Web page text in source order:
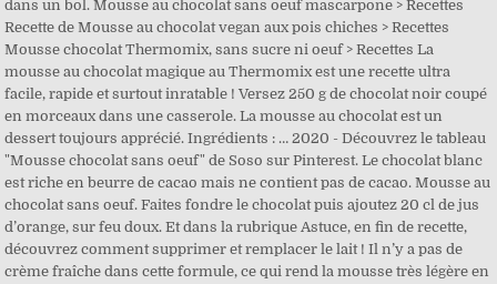
dans un bol. Mousse au chocolat sans oeuf mascarpone > Recettes
Recette de Mousse au chocolat vegan aux pois chiches > Recettes
Mousse chocolat Thermomix, sans sucre ni oeuf > Recettes La
mousse au chocolat magique au Thermomix est une recette ultra
facile, rapide et surtout inratable ! Versez 250 g de chocolat noir coupé
en morceaux dans une casserole. La mousse au chocolat est un
dessert toujours apprécié. Ingrédients : … 2020 - Découvrez le tableau
"Mousse chocolat sans oeuf" de Soso sur Pinterest. Le chocolat blanc
est riche en beurre de cacao mais ne contient pas de cacao. Mousse au
chocolat sans oeuf. Faites fondre le chocolat puis ajoutez 20 cl de jus
d’orange, sur feu doux. Et dans la rubrique Astuce, en fin de recette,
découvrez comment supprimer et remplacer le lait ! Il n’y a pas de
crème fraîche dans cette formule, ce qui rend la mousse très légère en